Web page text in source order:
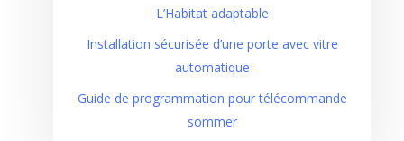
L’Habitat adaptable
Installation sécurisée d’une porte avec vitre
automatique
Guide de programmation pour télécommande
sommer